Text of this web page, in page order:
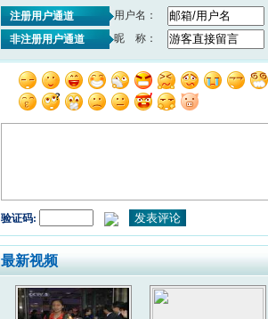
注册用户通道 用户名：
非注册用户通道
昵 称：
验证码:
最新视频